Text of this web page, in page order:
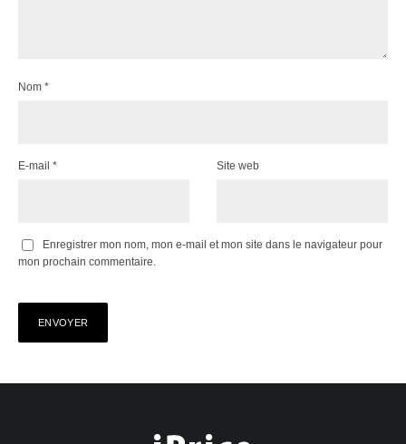
Nom *
E-mail * Site web
Enregistrer mon nom, mon e-mail et mon site dans le navigateur pour
mon prochain commentaire.